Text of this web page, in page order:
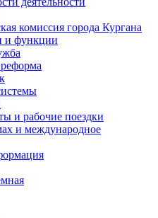
комиссия города Кургана
и функции
и рабочие поездки
и международное